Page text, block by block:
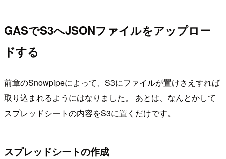
GASでS3へJSONファイルをアップロー
ドする
前章のSnowpipeによって、S3にファイルが置けさえすれば
取り込まれるようにはなりました。 あとは、なんとかして
スプレッドシートの内容をS3に置くだけです。
スプレッドシートの作成